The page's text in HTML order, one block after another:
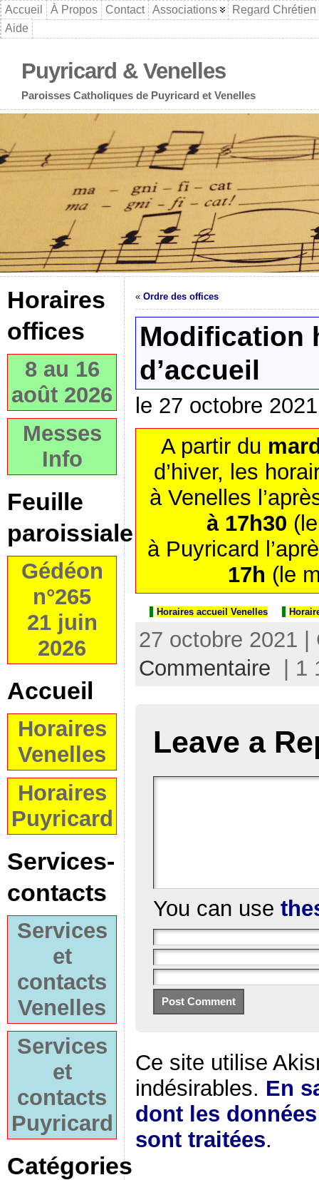
Accueil À Propos Contact Associations
Regard Chrétien
Aide
Puyricard & Venelles
Paroisses Catholiques de Puyricard et Venelles
Horaires
offices
8 au 16
août 2026
Messes
Info
Feuille
paroissiale
Gédéon
n°265
21 juin
2026
Accueil
Horaires
Venelles
Horaires
Puyricard
Services-
contacts
Services
et
contacts
Venelles
Services
et
contacts
Puyricard
Catégories
« Ordre des offices
Modification
d’accueil
le 27 octobre 2021
A partir du
d’hiver, les
à Venelles
à 17h30
à Puyricard
17h (le
Horaires accueil Venelles
27 octobre 2021
Commentaire | 1
Leave a
You can use
Ce site utilise
indésirables. En
dont les
sont traitées.